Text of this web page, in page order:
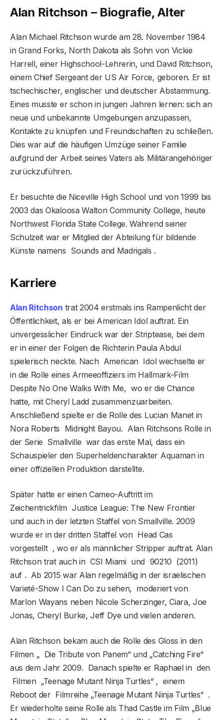
Alan Ritchson – Biografie, Alter
Alan Michael Ritchson wurde am 28. November 1984
in Grand Forks, North Dakota als Sohn von Vickie
Harrell, einer Highschool-Lehrerin, und David Ritchson,
einem Chief Sergeant der US Air Force, geboren. Er ist
tschechischer, englischer und deutscher Abstammung.
Eines musste er schon in jungen Jahren lernen: sich an
neue und unbekannte Umgebungen anzupassen,
Kontakte zu knüpfen und Freundschaften zu schließen.
Dies war auf die häufigen Umzüge seiner Familie
aufgrund der Arbeit seines Vaters als Militärangehöriger
zurückzuführen.
Er besuchte die Niceville High School und von 1999 bis
2003 das Okaloosa Walton Community College, heute
Northwest Florida State College. Während seiner
Schulzeit war er Mitglied der Abteilung für bildende
Künste namens Sounds and Madrigals .
Karriere
Alan Ritchson trat 2004 erstmals ins Rampenlicht der
Öffentlichkeit, als er bei American Idol auftrat. Ein
unvergesslicher Eindruck war der Striptease, bei dem
er in einer der Folgen die Richterin Paula Abdul
spielerisch neckte. Nach American Idol wechselte er
in die Rolle eines Armeeoffiziers im Hallmark-Film
Despite No One Walks With Me, wo er die Chance
hatte, mit Cheryl Ladd zusammenzuarbeiten.
Anschließend spielte er die Rolle des Lucian Manet in
Nora Roberts Midnight Bayou. Alan Ritchsons Rolle in
der Serie Smallville war das erste Mal, dass ein
Schauspieler den Superheldencharakter Aquaman in
einer offiziellen Produktion darstellte.
Später hatte er einen Cameo-Auftritt im
Zeichentrickfilm Justice League: The New Frontier
und auch in der letzten Staffel von Smallville. 2009
wurde er in der dritten Staffel von Head Cas
vorgestellt , wo er als männlicher Stripper auftrat. Alan
Ritchson trat auch in CSI Miami und 90210 (2011)
auf . Ab 2015 war Alan regelmäßig in der israelischen
Varieté-Show I Can Do zu sehen, moderiert von
Marlon Wayans neben Nicole Scherzinger, Ciara, Joe
Jonas, Cheryl Burke, Jeff Dye und vielen anderen.
Alan Ritchson bekam auch die Rolle des Gloss in den
Filmen „ Die Tribute von Panem“ und „Catching Fire“
aus dem Jahr 2009. Danach spielte er Raphael in den
Filmen „Teenage Mutant Ninja Turtles“ , einem
Reboot der Filmreihe „Teenage Mutant Ninja Turtles“ .
Er wiederholte seine Rolle als Thad Castle im Film „Blue